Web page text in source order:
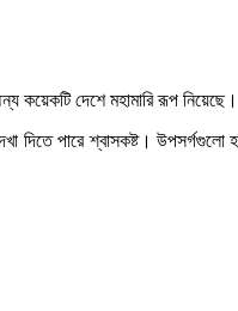
কয়েকটি দেশে মহামারি রূপ নিয়েছে।
দিতে পারে শ্বাসকষ্ট। উপসর্গগুলো